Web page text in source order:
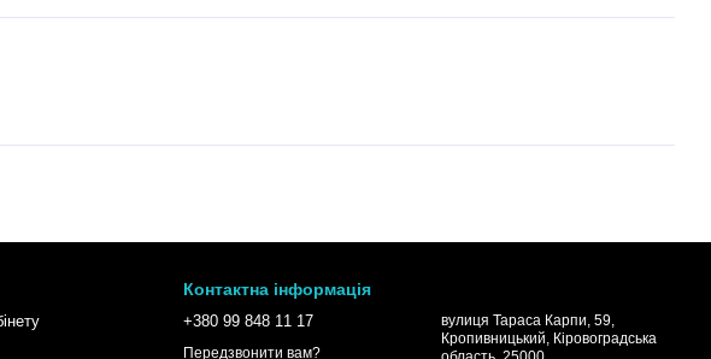
Контактна інформація
+380 99 848 11 17
Передзвонити вам?
вулиця Тараса Карпи, 59,
Кропивницький, Кіровоградська